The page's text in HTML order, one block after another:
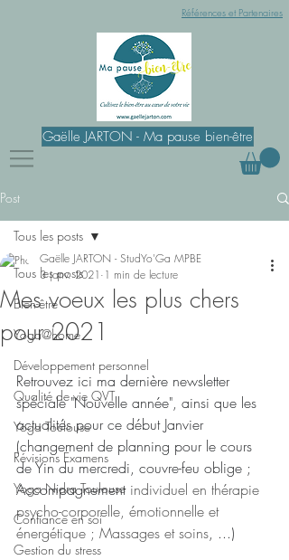
Références et Partenaires
Gaëlle JARTON - Ma pause bien-être
Post
Tous les posts
Bien-être
Yoga@home
Développement personnel
Qualité de vie QVT
Yoga Toulouse
Révisions Examens
Yoga Nidra Toulouse
Confiance en soi
Gestion du stress
Tous les posts
Mes voeux les plus chers
pour 2021
Gaëlle JARTON - StudYo'Ga MPBE
3 janv. 2021 1 min de lecture
Retrouvez ici ma dernière newsletter
spéciale "Nouvelle année", ainsi que les
actualités pour ce début Janvier
(changement de planning pour le cours
de Yin du mercredi, couvre-feu oblige ;
Accompagnement individuel en thérapie
psycho-corporelle, émotionnelle et
énergétique ; Massages et soins, ...)